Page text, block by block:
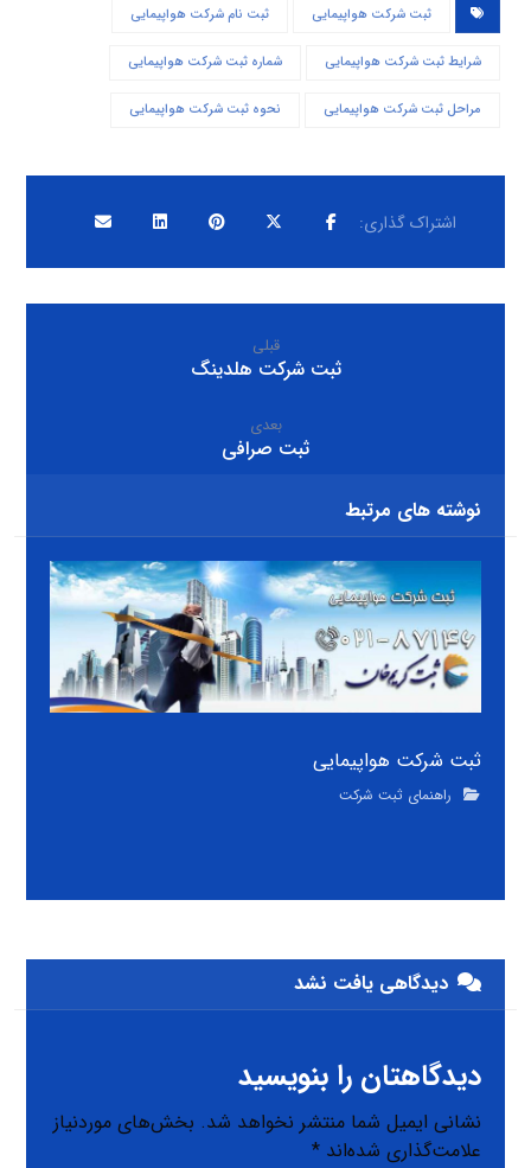
ثبت شرکت هواپیمایی ثبت نام شرکت هواپیمایی
شرایط ثبت شرکت هواپیمایی شماره ثبت شرکت هواپیمایی
مراحل ثبت شرکت هواپیمایی نحوه ثبت شرکت هواپیمایی
قبلی
ثبت شرکت هلدینگ
بعدی
ثبت صرافی
نوشته های مرتبط
ثبت شرکت هواپیمایی
راهنمای ثبت شرکت
دیدگاهی یافت نشد
دیدگاهتان را بنویسید
نشانی ایمیل شما منتشر نخواهد شد. بخش‌های موردنیاز
علامت‌گذاری شده‌اند*